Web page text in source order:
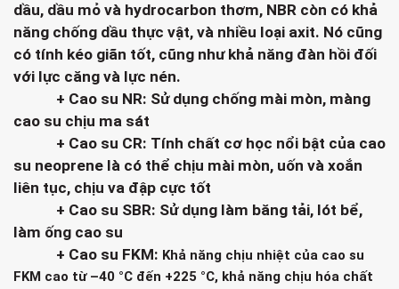
dầu, dầu mỏ và hydrocarbon thơm, NBR còn có khả
năng chống dầu thực vật, và nhiều loại axit. Nó cũng
có tính kéo giãn tốt, cũng như khả năng đàn hồi đối
với lực căng và lực nén.
+ Cao su NR: Sử dụng chống mài mòn, màng
cao su chịu ma sát
+ Cao su CR: Tính chất cơ học nổi bật của cao
su neoprene là có thể chịu mài mòn, uốn và xoắn
liên tục, chịu va đập cực tốt
+ Cao su SBR: Sử dụng làm băng tải, lót bể,
làm ống cao su
+ Cao su FKM: Khả năng chịu nhiệt của cao su
FKM cao từ –40 °C đến +225 °C, khả năng chịu hóa chất